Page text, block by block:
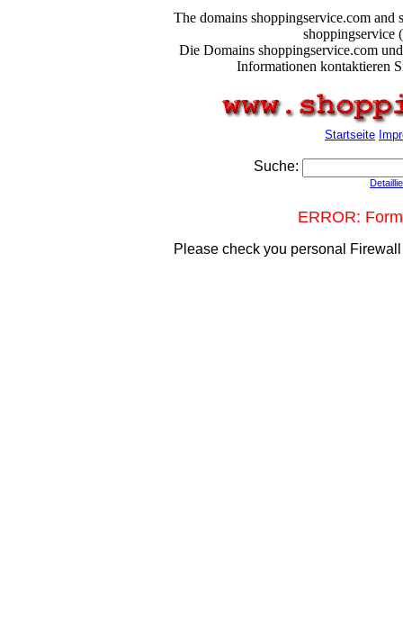
The domains shoppingservice.com and
shoppingservice
Die Domains shoppingservice.com
Informationen kontaktieren
Startseite
Suche:
ERROR:
Please check you personal